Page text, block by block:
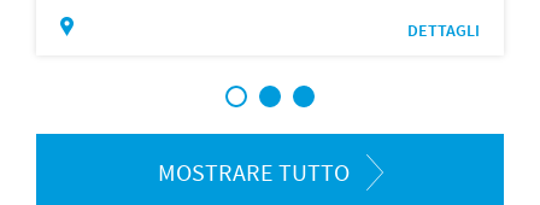
DETTAGLI
1
MOSTRARE TUTTO